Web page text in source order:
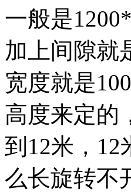
一般是
加上间隙就
宽度就是
高度来定的
到12米，
么长旋转不